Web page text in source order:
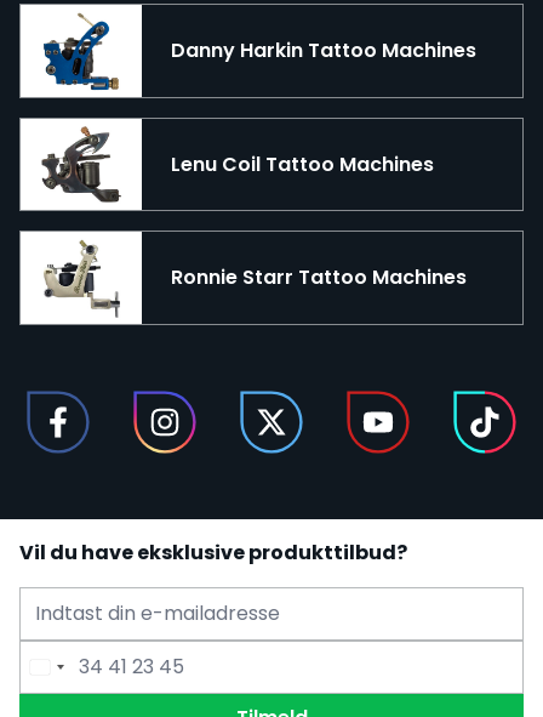
Danny Harkin Tattoo Machines
Lenu Coil Tattoo Machines
Ronnie Starr Tattoo Machines
Vil du have eksklusive produkttilbud?
E-mailadresse
Telefonnummer